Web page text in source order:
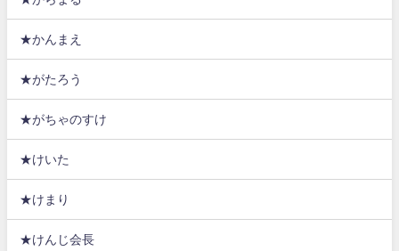
★かんまえ
★がたろう
★がちゃのすけ
★けいた
★けまり
★けんじ会長